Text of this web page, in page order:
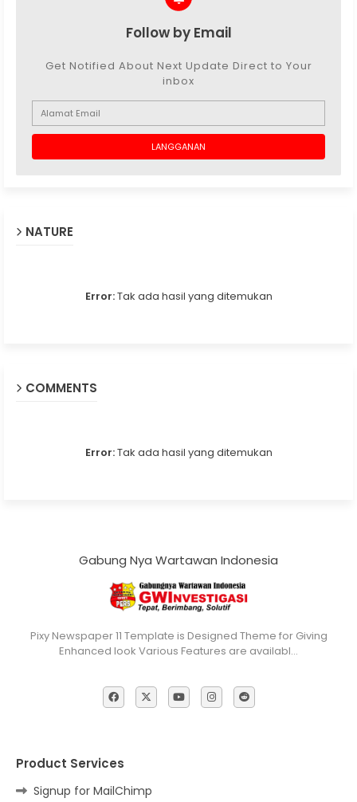
Follow by Email
Get Notified About Next Update Direct to Your
inbox
NATURE
Error:Tak ada hasil yang ditemukan
COMMENTS
Error:Tak ada hasil yang ditemukan
Gabung Nya Wartawan Indonesia
Pixy Newspaper 11 Template is Designed Theme for Giving
Enhanced look Various Features are availabl…
Product Services
Signup for MailChimp